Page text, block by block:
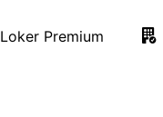
Loker Premium